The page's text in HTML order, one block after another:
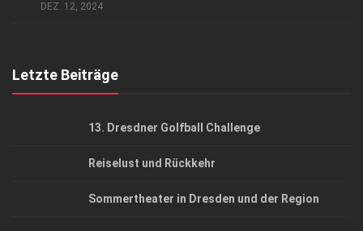
DEZ. 12, 2024
Letzte Beiträge
13. Dresdner Golfball Challenge
Reiselust und Rückkehr
Sommertheater in Dresden und der Region